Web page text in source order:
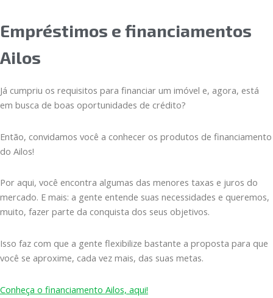
Empréstimos e financiamentos
Ailos
Já cumpriu os requisitos para financiar um imóvel e, agora, está
em busca de boas oportunidades de crédito?
Então, convidamos você a conhecer os produtos de financiamento
do Ailos!
Por aqui, você encontra algumas das menores taxas e juros do
mercado. E mais: a gente entende suas necessidades e queremos,
muito, fazer parte da conquista dos seus objetivos.
Isso faz com que a gente flexibilize bastante a proposta para que
você se aproxime, cada vez mais, das suas metas.
Conheça o financiamento Ailos, aqui!